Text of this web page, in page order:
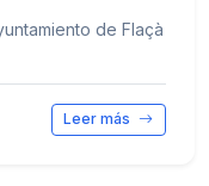
de Flaçà
Leer más